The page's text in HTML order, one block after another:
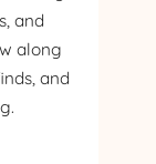
and
along
and